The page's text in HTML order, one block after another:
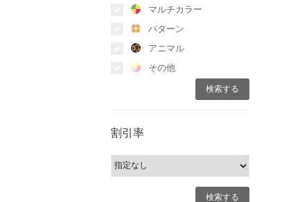
マルチカラー
パターン
アニマル
その他
割引率